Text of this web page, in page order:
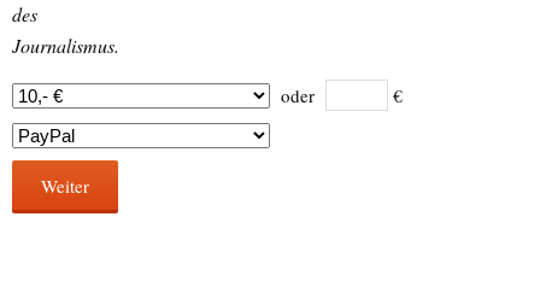
des
Journalismus.
oder €
Weiter